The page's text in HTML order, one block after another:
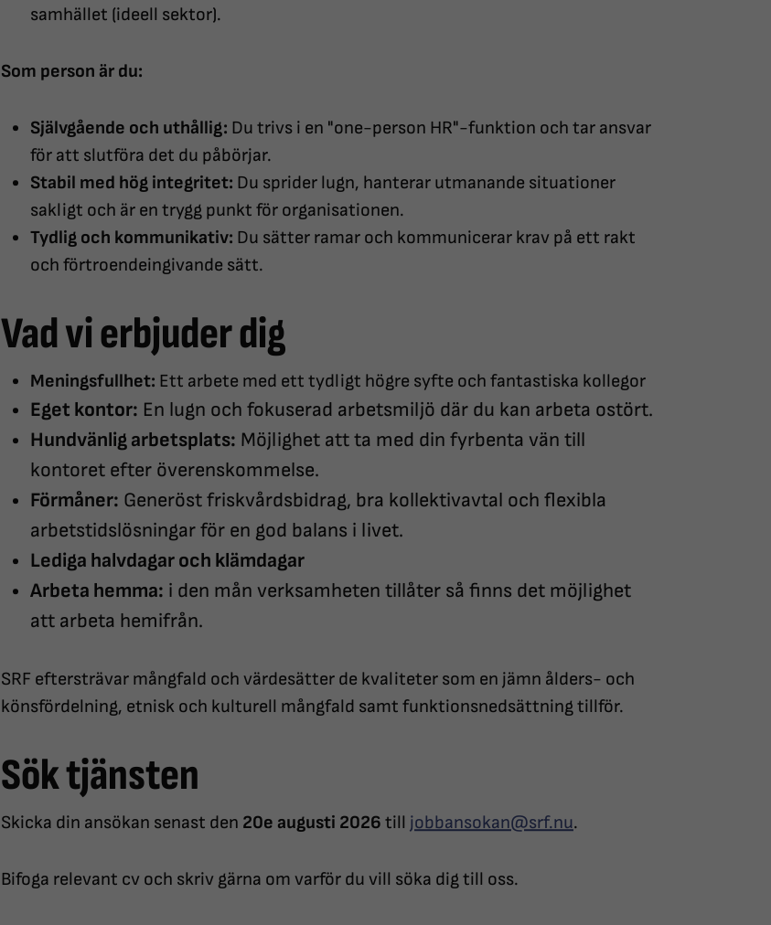
samhället (ideell sektor).
Som person är du:
Självgående och uthållig: Du trivs i en "one-person HR"-funktion och tar ansvar
för att slutföra det du påbörjar.
Stabil med hög integritet: Du sprider lugn, hanterar utmanande situationer
sakligt och är en trygg punkt för organisationen.
Tydlig och kommunikativ: Du sätter ramar och kommunicerar krav på ett rakt
och förtroendeingivande sätt.
Vad vi erbjuder dig
Meningsfullhet: Ett arbete med ett tydligt högre syfte och fantastiska kollegor
Eget kontor: En lugn och fokuserad arbetsmiljö där du kan arbeta ostört.
Hundvänlig arbetsplats: Möjlighet att ta med din fyrbenta vän till
kontoret efter överenskommelse.
Förmåner: Generöst friskvårdsbidrag, bra kollektivavtal och flexibla
arbetstidslösningar för en god balans i livet.
Lediga halvdagar och klämdagar
Arbeta hemma: i den mån verksamheten tillåter så finns det möjlighet
att arbeta hemifrån.
SRF eftersträvar mångfald och värdesätter de kvaliteter som en jämn ålders- och
könsfördelning, etnisk och kulturell mångfald samt funktionsnedsättning tillför.
Sök tjänsten
Skicka din ansökan senast den 20e augusti 2026 till jobbansokan@srf.nu.
Bifoga relevant cv och skriv gärna om varför du vill söka dig till oss.